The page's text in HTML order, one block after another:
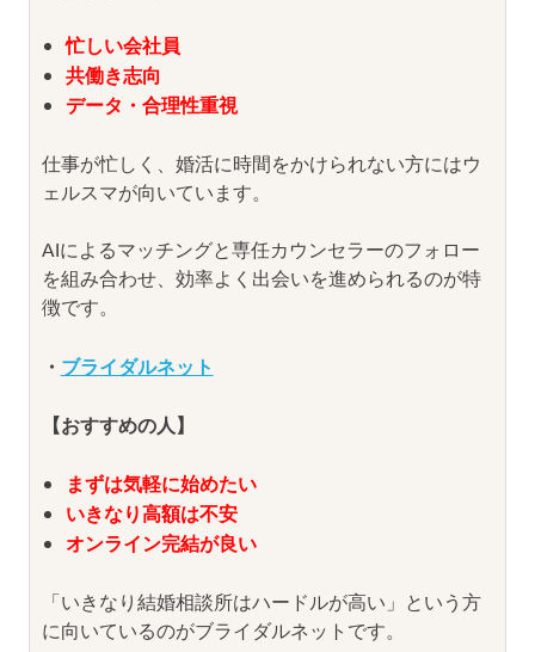
忙しい会社員
共働き志向
データ・合理性重視
仕事が忙しく、婚活に時間をかけられない方にはウ
ェルスマが向いています。
AIによるマッチングと専任カウンセラーのフォロー
を組み合わせ、効率よく出会いを進められるのが特
徴です。
・ ブライダルネット
【おすすめの人】
まずは気軽に始めたい
いきなり高額は不安
オンライン完結が良い
「いきなり結婚相談所はハードルが高い」という方
に向いているのがブライダルネットです。